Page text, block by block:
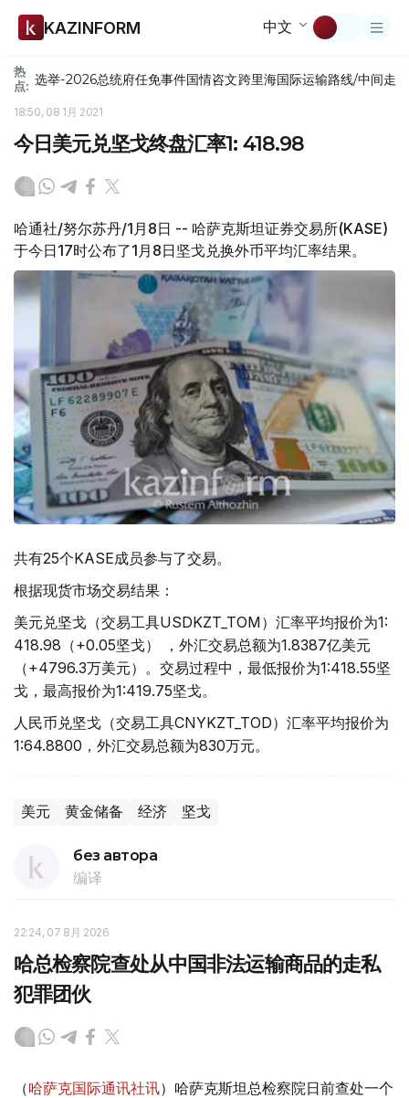
KAZINFORM 中文
热
点: 选举-2026总统府任免事件国情咨文跨里海国际运输路线/中间走廊
18:50, 08 1月 2021
今日美元兑坚戈终盘汇率1: 418.98
哈通社/努尔苏丹/1月8日 -- 哈萨克斯坦证券交易所(KASE)
于今日17时公布了1月8日坚戈兑换外币平均汇率结果。
共有25个KASE成员参与了交易。
根据现货市场交易结果：
美元兑坚戈（交易工具USDKZT_TOM）汇率平均报价为1:
418.98（+0.05坚戈） ，外汇交易总额为1.8387亿美元
（+4796.3万美元）。交易过程中，最低报价为1:418.55坚
戈，最高报价为1:419.75坚戈。
人民币兑坚戈（交易工具CNYKZT_TOD）汇率平均报价为
1:64.8800，外汇交易总额为830万元。
美元 黄金储备 经济 坚戈
без автора
编译
22:24, 07 8月 2026
哈总检察院查处从中国非法运输商品的走私
犯罪团伙
（哈萨克国际通讯社讯）哈萨克斯坦总检察院日前查处一个